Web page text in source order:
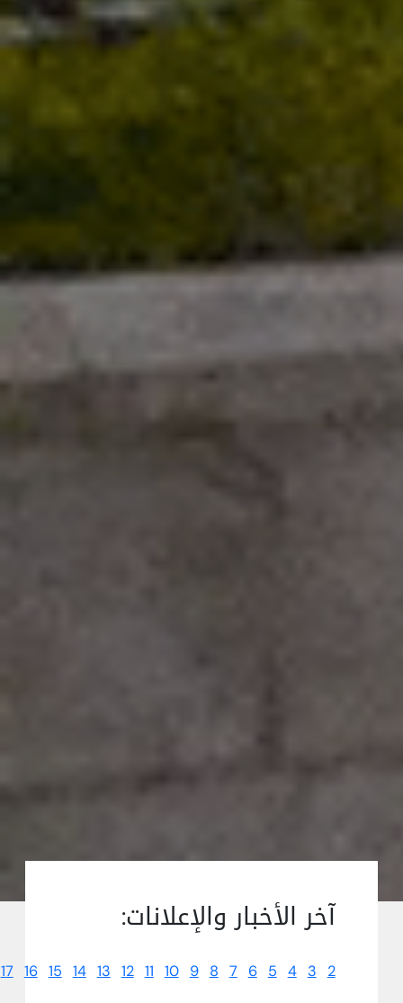
آخر الأخبار والإعلانات:
2
3
4
5
6
7
8
9
10
11
12
13
14
15
16
17